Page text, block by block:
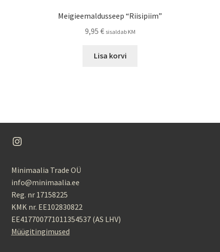
Meigieemaldusseep “Riisipiim”
9,95 € sisaldab KM
Lisa korvi
Instagram
Minimaalia Trade OÜ
info@minimaalia.ee
Reg. nr 17158225
KMK nr. EE102830822
EE417700771011354537 (AS LHV)
Müügitingimused